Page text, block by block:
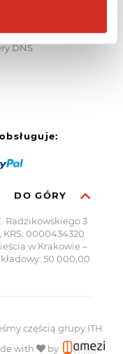
SSL
DNS
DO GÓRY
Radzikowskiego 3
KRS: 0000434320
w Krakowie –
50 000,00
częścią grupy ITH.
with
by